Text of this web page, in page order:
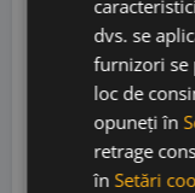
dvs. se
furnizori se
loc de
opuneți în
retrage
în Setări